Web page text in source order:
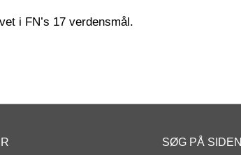
i FN’s 17 verdensmål.
SØG PÅ SIDEN